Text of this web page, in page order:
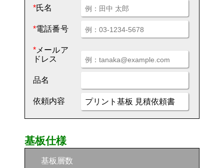
*氏名
*電話番号
* メールア
ドレス
品名
依頼内容
基板仕様
基板層数